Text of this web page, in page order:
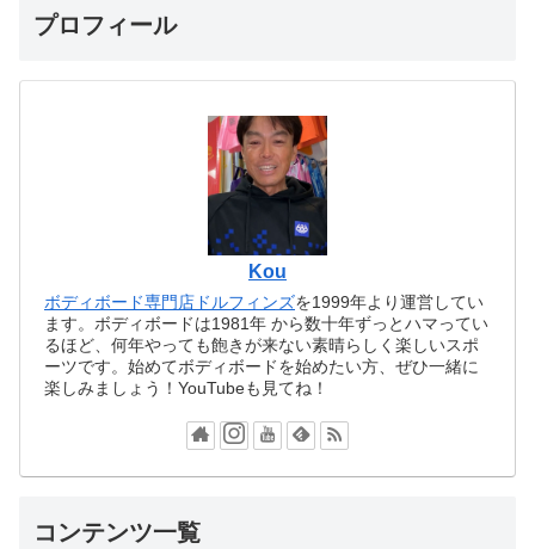
プロフィール
Kou
ボディボード専門店ドルフィンズを1999年より運営してい
ます。ボディボードは1981年 から数十年ずっとハマってい
るほど、何年やっても飽きが来ない素晴らしく楽しいスポ
ーツです。始めてボディボードを始めたい方、ぜひ一緒に
楽しみましょう！YouTubeも見てね！
コンテンツ一覧